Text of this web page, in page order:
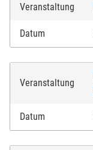
Veranstaltung
Datum
Veranstaltung
Datum